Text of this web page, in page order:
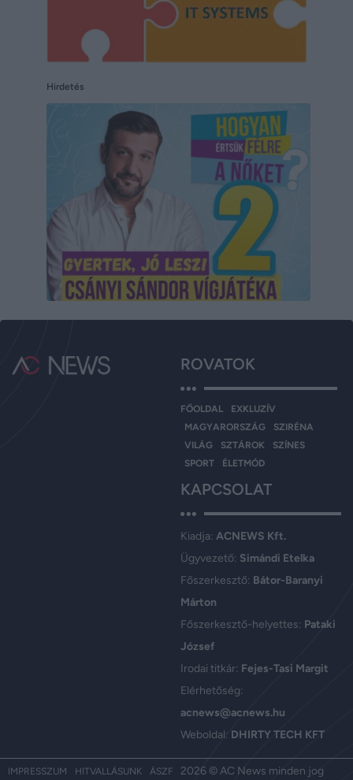
Hirdetés
ROVATOK
FŐOLDAL
EXKLUZÍV
MAGYARORSZÁG
SZIRÉNA
VILÁG
SZTÁROK
SZÍNES
SPORT
ÉLETMÓD
KAPCSOLAT
Kiadja: ACNEWS Kft.
Ügyvezető: Simándi Etelka
Főszerkesztő: Bátor-Baranyi
Márton
Főszerkesztő-helyettes: Pataki
József
Irodai titkár: Fejes-Tasi Margit
Elérhetőség:
acnews@acnews.hu
Weboldal: DHIRTY TECH KFT
IMPRESSZUM HITVALLÁSUNK ÁSZF 2026 © AC News minden jog